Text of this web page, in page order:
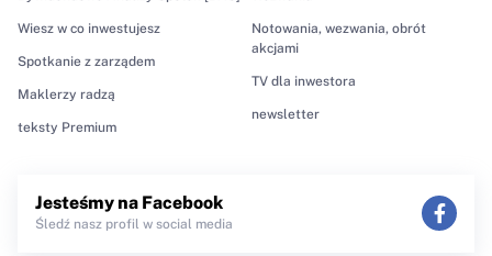
Wiesz w co inwestujesz
Spotkanie z zarządem
Maklerzy radzą
teksty Premium
Notowania, wezwania, obrót
akcjami
TV dla inwestora
newsletter
Jesteśmy na Facebook
Śledź nasz profil w social media